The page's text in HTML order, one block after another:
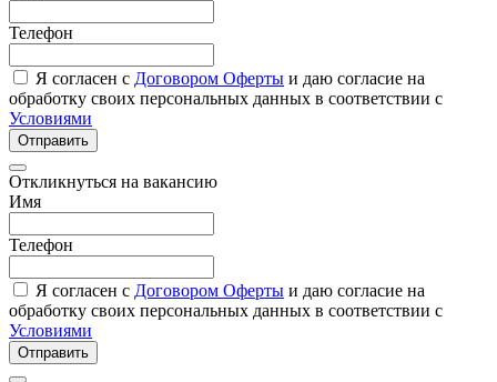
Телефон
Я согласен с Договором Оферты и даю согласие на
обработку своих персональных данных в соответствии с
Условиями
Отправить
Откликнуться на вакансию
Имя
Телефон
Я согласен с Договором Оферты и даю согласие на
обработку своих персональных данных в соответствии с
Условиями
Отправить